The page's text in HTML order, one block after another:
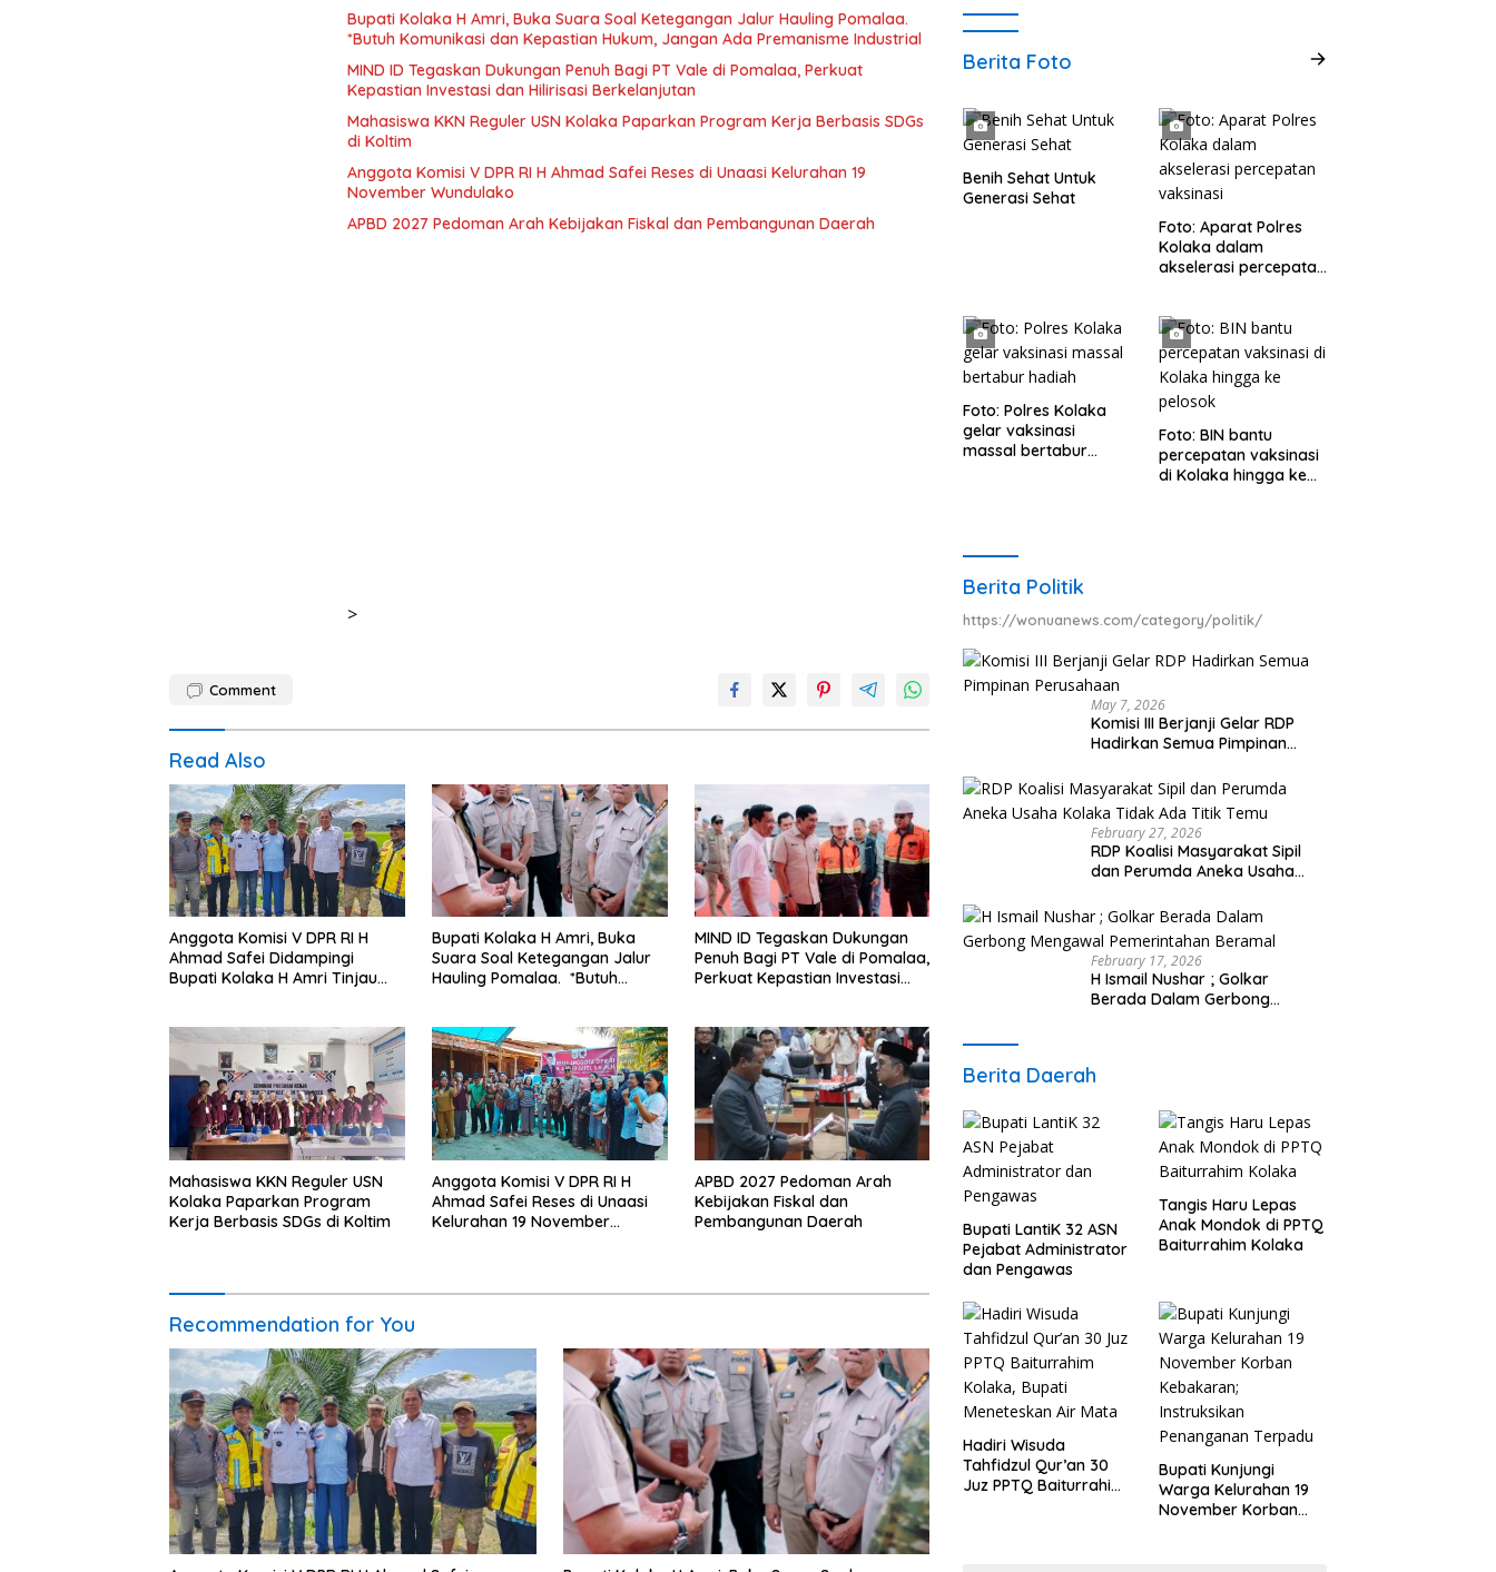
Bupati Kolaka H Amri, Buka Suara Soal Ketegangan Jalur Hauling Pomalaa.
*Butuh Komunikasi dan Kepastian Hukum, Jangan Ada Premanisme Industrial
MIND ID Tegaskan Dukungan Penuh Bagi PT Vale di Pomalaa, Perkuat
Kepastian Investasi dan Hilirisasi Berkelanjutan
Mahasiswa KKN Reguler USN Kolaka Paparkan Program Kerja Berbasis SDGs
di Koltim
Anggota Komisi V DPR RI H Ahmad Safei Reses di Unaasi Kelurahan 19
November Wundulako
APBD 2027 Pedoman Arah Kebijakan Fiskal dan Pembangunan Daerah
>
Comment
Read Also
Anggota Komisi V DPR RI H
Ahmad Safei Didampingi
Bupati Kolaka H Amri Tinjau
November Wundulako
Bupati Kolaka H Amri, Buka
Suara Soal Ketegangan Jalur
Hauling Pomalaa. *Butuh
Premanisme Industrial
MIND ID Tegaskan Dukungan
Penuh Bagi PT Vale di Pomalaa,
Perkuat Kepastian Investasi
Mahasiswa KKN Reguler USN
Kolaka Paparkan Program
Kerja Berbasis SDGs di Koltim
Anggota Komisi V DPR RI H
Ahmad Safei Reses di Unaasi
Kelurahan 19 November
APBD 2027 Pedoman Arah
Kebijakan Fiskal dan
Pembangunan Daerah
Recommendation for You
Berita Foto
Benih Sehat Untuk
Generasi Sehat
Foto: Aparat Polres
Kolaka dalam
akselerasi percepatan
Foto: Polres Kolaka
gelar vaksinasi
massal bertabur
Foto: BIN bantu
percepatan vaksinasi
di Kolaka hingga ke
Berita Politik
https://wonuanews.com/category/politik/
May 7, 2026
Komisi III Berjanji Gelar RDP
Hadirkan Semua Pimpinan
February 27, 2026
RDP Koalisi Masyarakat Sipil
dan Perumda Aneka Usaha
February 17, 2026
H Ismail Nushar ; Golkar
Berada Dalam Gerbong
Berita Daerah
Bupati LantiK 32 ASN
Pejabat Administrator
dan Pengawas
Tangis Haru Lepas
Anak Mondok di PPTQ
Baiturrahim Kolaka
Hadiri Wisuda
Tahfidzul Qur’an 30
Juz PPTQ Baiturrahim
Bupati Kunjungi
Warga Kelurahan 19
November Korban